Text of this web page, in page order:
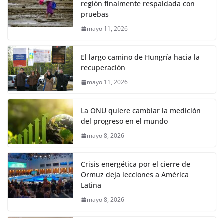
región finalmente respaldada con
pruebas
mayo 11, 2026
El largo camino de Hungría hacia la
recuperación
mayo 11, 2026
La ONU quiere cambiar la medición
del progreso en el mundo
mayo 8, 2026
Crisis energética por el cierre de
Ormuz deja lecciones a América
Latina
mayo 8, 2026